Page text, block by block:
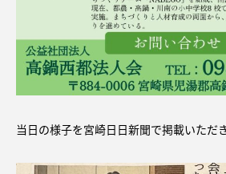
当日の様子を宮崎日日新聞で掲載いただ